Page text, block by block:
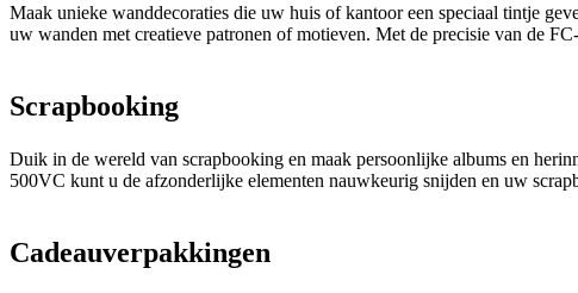
Maak unieke wanddecoraties die uw huis of kantoor een speciaal tintje
uw wanden met creatieve patronen of motieven. Met de precisie van de
Scrapbooking
Duik in de wereld van scrapbooking en maak persoonlijke albums en
500VC kunt u de afzonderlijke elementen nauwkeurig snijden en uw
Cadeauverpakkingen